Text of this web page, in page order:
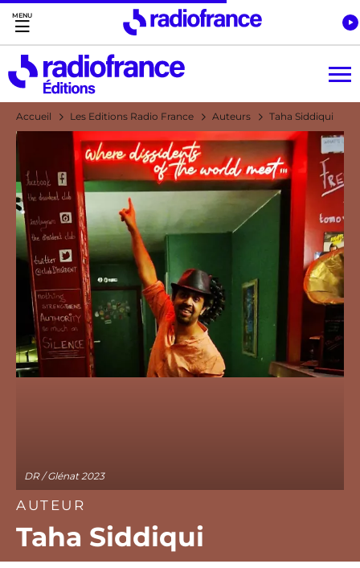
Accès direct :
Menu principal
Contenu
Accueil Les Editions Radio France Auteurs Taha Siddiqui
AUTEUR
Taha Siddiqui
DR / Glénat 2023